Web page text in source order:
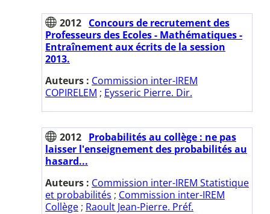
2012 Concours de recrutement des
Professeurs des Ecoles - Mathématiques -
Entraînement aux écrits de la session
2013.
Auteurs : Commission inter-IREM
COPIRELEM ; Eysseric Pierre. Dir.
2012 Probabilités au collège : ne pas
laisser l'enseignement des probabilités au
hasard...
Auteurs : Commission inter-IREM Statistique
et probabilités ; Commission inter-IREM
Collège ; Raoult Jean-Pierre. Préf.